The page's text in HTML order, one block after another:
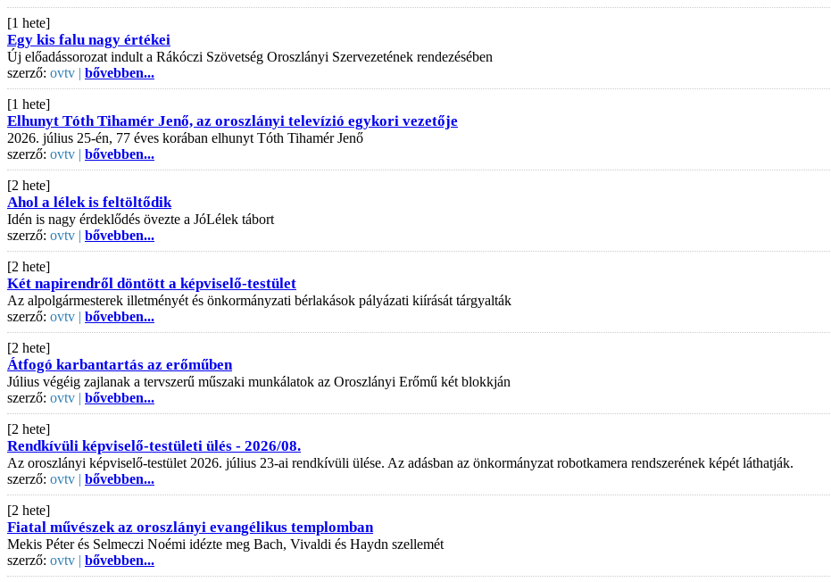
[1 hete]
Egy kis falu nagy értékei
Új előadássorozat indult a Rákóczi Szövetség Oroszlányi Szervezetének rendezésében
szerző: ovtv | bővebben...
[1 hete]
Elhunyt Tóth Tihamér Jenő, az oroszlányi televízió egykori vezetője
2026. július 25-én, 77 éves korában elhunyt Tóth Tihamér Jenő
szerző: ovtv | bővebben...
[2 hete]
Ahol a lélek is feltöltődik
Idén is nagy érdeklődés övezte a JóLélek tábort
szerző: ovtv | bővebben...
[2 hete]
Két napirendről döntött a képviselő-testület
Az alpolgármesterek illetményét és önkormányzati bérlakások pályázati kiírását tárgyalták
szerző: ovtv | bővebben...
[2 hete]
Átfogó karbantartás az erőműben
Július végéig zajlanak a tervszerű műszaki munkálatok az Oroszlányi Erőmű két blokkján
szerző: ovtv | bővebben...
[2 hete]
Rendkívüli képviselő-testületi ülés - 2026/08.
Az oroszlányi képviselő-testület 2026. július 23-ai rendkívüli ülése. Az adásban az önkormányzat robotkamera rendszerének képét láthatják.
szerző: ovtv | bővebben...
[2 hete]
Fiatal művészek az oroszlányi evangélikus templomban
Mekis Péter és Selmeczi Noémi idézte meg Bach, Vivaldi és Haydn szellemét
szerző: ovtv | bővebben...